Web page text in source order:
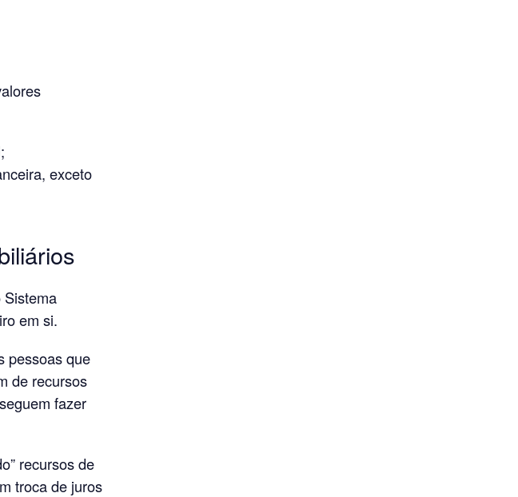
exceto
Sistema
em si.
pessoas que
de recursos
fazer
recursos de
troca de juros